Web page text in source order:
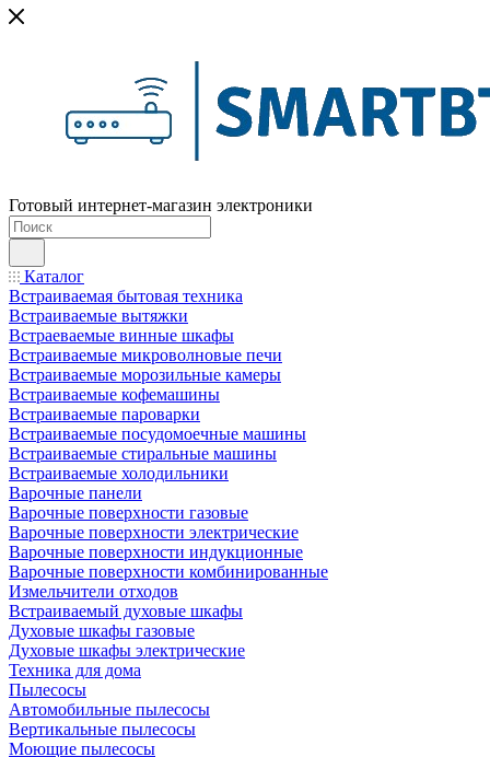
Готовый интернет-магазин электроники
Каталог
Встраиваемая бытовая техника
Встраиваемые вытяжки
Встраеваемые винные шкафы
Встраиваемые микроволновые печи
Встраиваемые морозильные камеры
Встраиваемые кофемашины
Встраиваемые пароварки
Встраиваемые посудомоечные машины
Встраиваемые стиральные машины
Встраиваемые холодильники
Варочные панели
Варочные поверхности газовые
Варочные поверхности электрические
Варочные поверхности индукционные
Варочные поверхности комбинированные
Измельчители отходов
Встраиваемый духовые шкафы
Духовые шкафы газовые
Духовые шкафы электрические
Техника для дома
Пылесосы
Автомобильные пылесосы
Вертикальные пылесосы
Моющие пылесосы